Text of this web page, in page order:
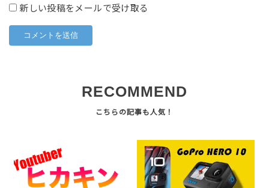
新しい投稿をメールで受け取る
RECOMMEND